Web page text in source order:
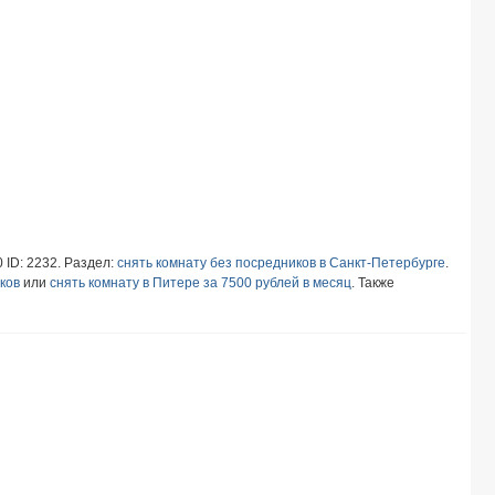
ID: 2232. Раздел: снять комнату без посредников в Санкт-Петербурге
или снять комнату в Питере за 7500 рублей в месяц . Также